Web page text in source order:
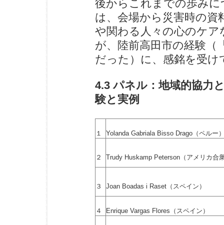
後からこれまでの歩み
は、会場から災害時の資
や関わる人々の心のケ
が、陸前高田市の経験（
だった）に、感銘を受け
4.3 パネル：地域的協力
験と実例
１ Yolanda Gabriala Bisso Drago（ペルー
２ Trudy Huskamp Peterson（アメリカ合
３ Joan Boadas i Raset（スペイン）
４ Enrique Vargas Flores（スペイン）